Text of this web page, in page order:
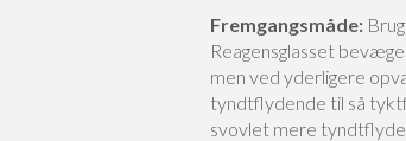
Fremgangsmåde:
Reagensglasset
men ved yderligere
tyndtflydende til så
svovlet mere